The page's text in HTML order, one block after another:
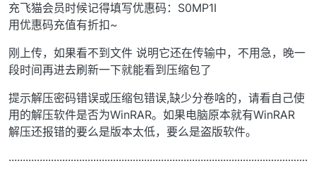
充飞猫会员时候记得填写优惠码：S0MP1I
用优惠码充值有折扣~
刚上传，如果看不到文件 说明它还在传输中，不用急，晚一
段时间再进去刷新一下就能看到压缩包了
提示解压密码错误或压缩包错误,缺少分卷啥的，请看自己使
用的解压软件是否为WinRAR。如果电脑原本就有WinRAR
解压还报错的要么是版本太低，要么是盗版软件。
··········································································································